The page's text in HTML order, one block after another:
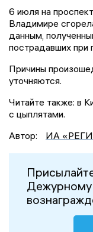
6 июля на
Владимире
данным,
пострадавших при
Причины
уточняются.
Читайте также: в
с цыплятами.
Автор:
ИА
Дежурному